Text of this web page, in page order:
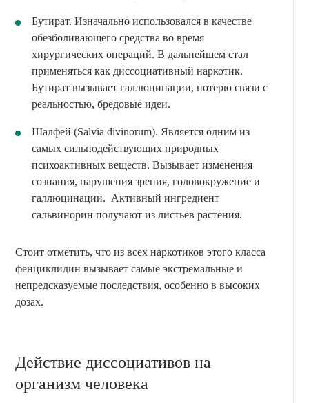
Бутират. Изначально использовался в качестве
обезболивающего средства во время
хирургических операций. В дальнейшем стал
применяться как диссоциативный наркотик.
Бутират вызывает галлюцинации, потерю связи с
реальностью, бредовые идеи.
Шалфей (Salvia divinorum). Является одним из
самых сильнодействующих природных
психоактивных веществ. Вызывает изменения
сознания, нарушения зрения, головокружение и
галлюцинации. Активный ингредиент
сальвинорин получают из листьев растения.
Стоит отметить, что из всех наркотиков этого класса
фенциклидин вызывает самые экстремальные и
непредсказуемые последствия, особенно в высоких
дозах.
Действие диссоциативов на
организм человека